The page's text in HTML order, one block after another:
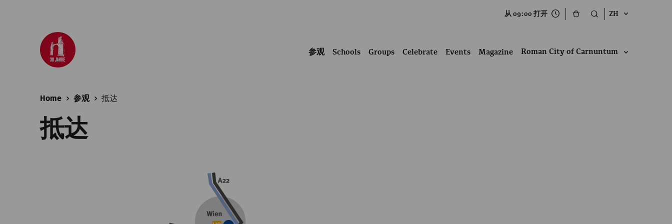
从 09:00 打开 ZH
参观 Schools Groups Celebrate Events Magazine Roman City of Carnuntum
Home 参观 抵达
抵达